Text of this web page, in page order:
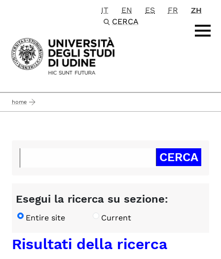
Passa al contenuto principale
IT EN ES FR
ZH
CERCA
home
Esegui la ricerca su sezione:
Entire site Current
Risultati della ricerca